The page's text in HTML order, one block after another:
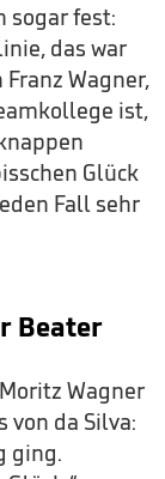
sogar fest:
das war
Wagner,
ist,
Glück
Fall sehr
Beater
Wagner
von da Silva:
ging.